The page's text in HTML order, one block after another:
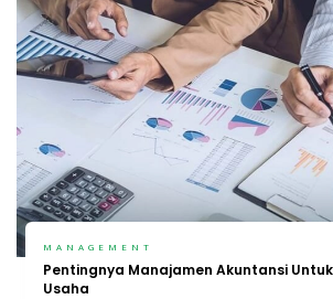
MANAGEMENT
Pentingnya Manajamen Akuntansi
Usaha